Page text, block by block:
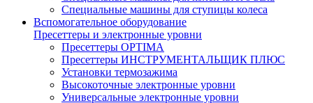
Специальные машины для ступицы колеса
Вспомогательное оборудование
Пресеттеры и электронные уровни
Пресеттеры OPTIMA
Пресеттеры ИНСТРУМЕНТАЛЬЩИК ПЛЮС
Установки термозажима
Высокоточные электронные уровни
Универсальные электронные уровни